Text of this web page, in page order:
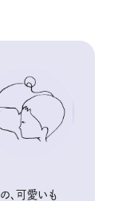
、可愛いも